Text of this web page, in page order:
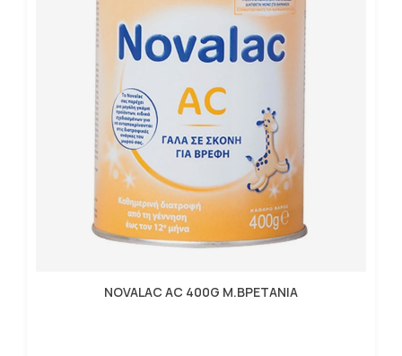
NOVALAC AC 400G Μ.ΒΡΕΤΑΝΙΑ